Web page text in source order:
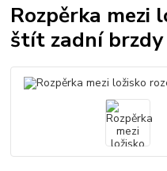
Rozpěrka mezi
štít zadní brzdy